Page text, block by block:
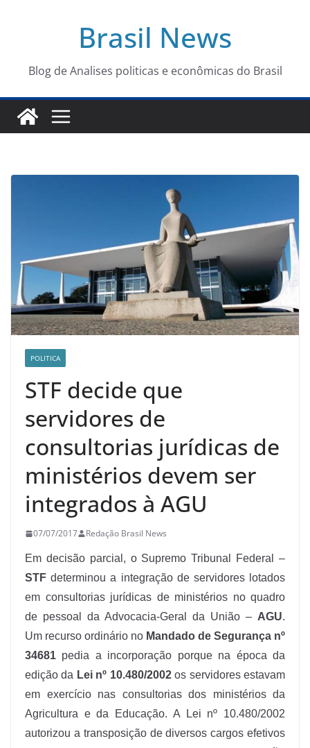
conteúdo
Brasil News
Blog de Analises politicas e econômicas do Brasil
POLITICA
STF decide que
servidores de
consultorias jurídicas de
ministérios devem ser
integrados à AGU
07/07/2017 Redação Brasil News
Em decisão parcial, o Supremo Tribunal Federal –
STF determinou a integração de servidores lotados
em consultorias jurídicas de ministérios no quadro
de pessoal da Advocacia-Geral da União – AGU.
Um recurso ordinário no Mandado de Segurança nº
34681 pedia a incorporação porque na época da
edição da Lei nº 10.480/2002os servidores estavam
em exercício nas consultorias dos ministérios da
Agricultura e da Educação. A Lei nº 10.480/2002
autorizou a transposição de diversos cargos efetivos